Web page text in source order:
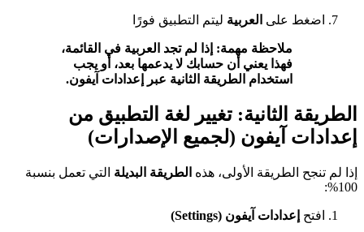
اضغط على العربية ليتم التطبيق فورًا
ملاحظة مهمة: إذا لم تجد العربية في القائمة،
فهذا يعني أن حسابك لا يدعمها بعد، أو يجب
استخدام الطريقة الثانية عبر إعدادات آيفون.
الطريقة الثانية: تغيير لغة التطبيق من
إعدادات آيفون (لجميع الإصدارات)
إذا لم تنجح الطريقة الأولى، هذه الطريقة البديلة التي تعمل بنسبة
100%:
افتح إعدادات آيفون (Settings)